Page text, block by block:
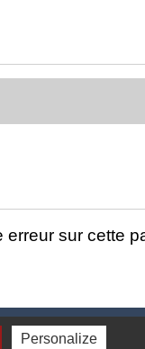
erreur sur cette
Personalize